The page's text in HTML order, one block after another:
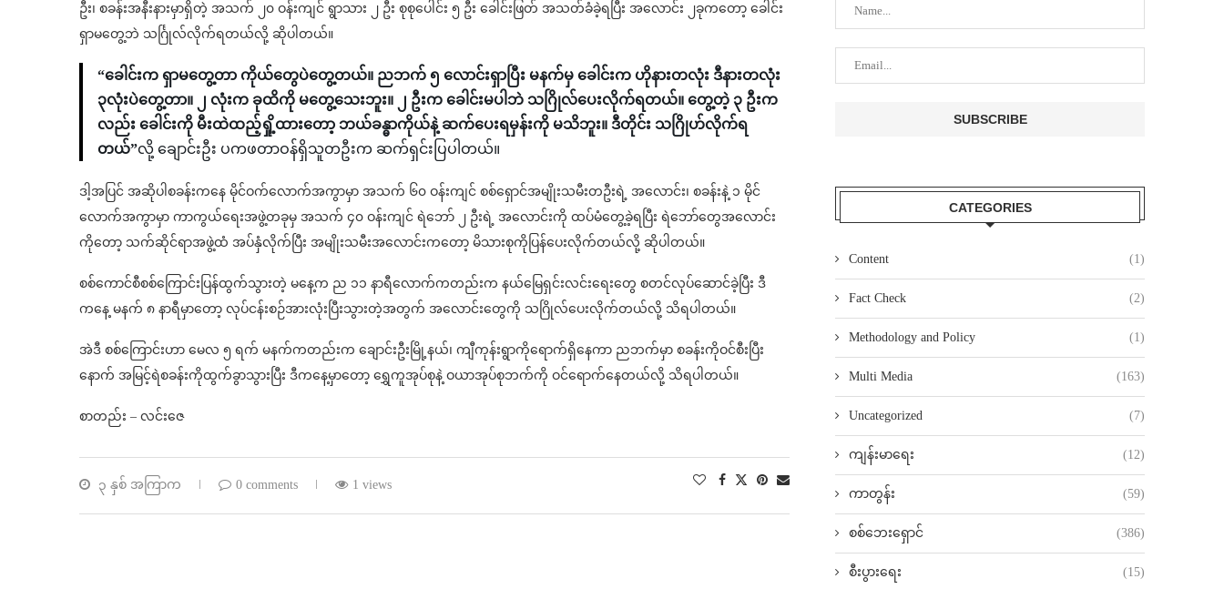
ဦး၊ စခန်းအနီးနားမှာရှိတဲ့ အသက် ၂၀ ဝန်းကျင် ရွာသား ၂ ဦး စုစုပေါင်း ၅ ဦး ခေါင်းဖြတ် အသတ်ခံခဲ့ရပြီး အလောင်း ၂ခုကတော့ ခေါင်း
ရှာမတွေ့ဘဲ သင်္ဂြုလ်လိုက်ရတယ်လို့ ဆိုပါတယ်။
“ခေါင်းက ရှာမတွေ့တာ ကိုယ်တွေပဲတွေ့တယ်။ ညဘက် ၅ လောင်းရှာပြီး မနက်မှ ခေါင်းက ဟိုနားတလုံး ဒီနားတလုံး
၃လုံးပဲတွေ့တာ။ ၂ လုံးက ခုထိကို မတွေ့သေးဘူး။ ၂ ဦးက ခေါင်းမပါဘဲ သဂြိုလ်ပေးလိုက်ရတယ်။ တွေ့တဲ့ ၃ ဦးက
လည်း ခေါင်းကို မီးထဲထည့်ရှို့ထားတော့ ဘယ်ခန္ဓာကိုယ်နဲ့ ဆက်ပေးရမှန်းကို မသိဘူး။ ဒီတိုင်း သဂြိုဟ်လိုက်ရ
တယ်”လို့ ချောင်းဦး ပကဖတာဝန်ရှိသူတဦးက ဆက်ရှင်းပြပါတယ်။
ဒါ့အပြင် အဆိုပါစခန်းကနေ မိုင်ဝက်လောက်အကွာမှာ အသက် ၆၀ ဝန်းကျင် စစ်ရှောင်အမျိုးသမီးတဦးရဲ့ အလောင်း၊ စခန်းနဲ့ ၁ မိုင်
လောက်အကွာမှာ ကာကွယ်ရေးအဖွဲ့တခုမှ အသက် ၄၀ ဝန်းကျင် ရဲဘော် ၂ ဦးရဲ့ အလောင်းကို ထပ်မံတွေ့ခဲ့ရပြီး ရဲဘော်တွေအလောင်း
ကိုတော့ သက်ဆိုင်ရာအဖွဲ့ထံ အပ်နှံလိုက်ပြီး အမျိုးသမီးအလောင်းကတော့ မိသားစုကိုပြန်ပေးလိုက်တယ်လို့ ဆိုပါတယ်။
စစ်ကောင်စီစစ်ကြောင်းပြန်ထွက်သွားတဲ့ မနေ့က ည ၁၁ နာရီလောက်ကတည်းက နယ်မြေရှင်းလင်းရေးတွေ စတင်လုပ်ဆောင်ခဲ့ပြီး ဒီ
ကနေ့ မနက် ၈ နာရီမှာတော့ လုပ်ငန်းစဉ်အားလုံးပြီးသွားတဲ့အတွက် အလောင်းတွေကို သဂြိုလ်ပေးလိုက်တယ်လို့ သိရပါတယ်။
အဲဒီ စစ်ကြောင်းဟာ မေလ ၅ ရက် မနက်ကတည်းက ချောင်းဦးမြို့နယ်၊ ကျီကုန်းရွာကိုရောက်ရှိနေကာ ညဘက်မှာ စခန်းကိုဝင်စီးပြီး
နောက် အမြင့်ရဲစခန်းကိုထွက်ခွာသွားပြီး ဒီကနေ့မှာတော့ ရွှေကူအုပ်စုနဲ့ ဝယာအုပ်စုဘက်ကို ဝင်ရောက်နေတယ်လို့ သိရပါတယ်။
စာတည်း – လင်းဇေ
၃ နှစ် အကြာက 0 comments 1 views
CATEGORIES
Content (1)
Fact Check (2)
Methodology and Policy (1)
Multi Media (163)
Uncategorized (7)
ကျန်းမာရေး (12)
ကာတွန်း (59)
စစ်ဘေးရှောင် (386)
စီးပွားရေး (15)